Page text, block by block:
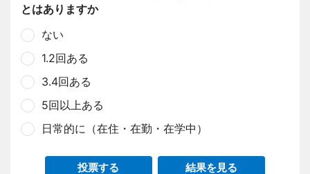
とはありますか
ない
1.2回ある
3.4回ある
5回以上ある
日常的に（在住・在勤・在学中）
投票する 結果を見る